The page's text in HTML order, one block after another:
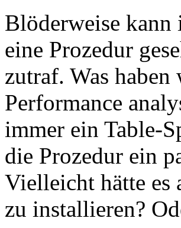
Blöderweise kann
eine Prozedur
zutraf. Was
Performance
immer ein Table-
die Prozedur ein
Vielleicht hätte es
zu installieren?